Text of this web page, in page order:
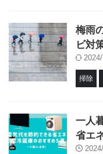
梅雨
ビ対
掃除
一人
省エ